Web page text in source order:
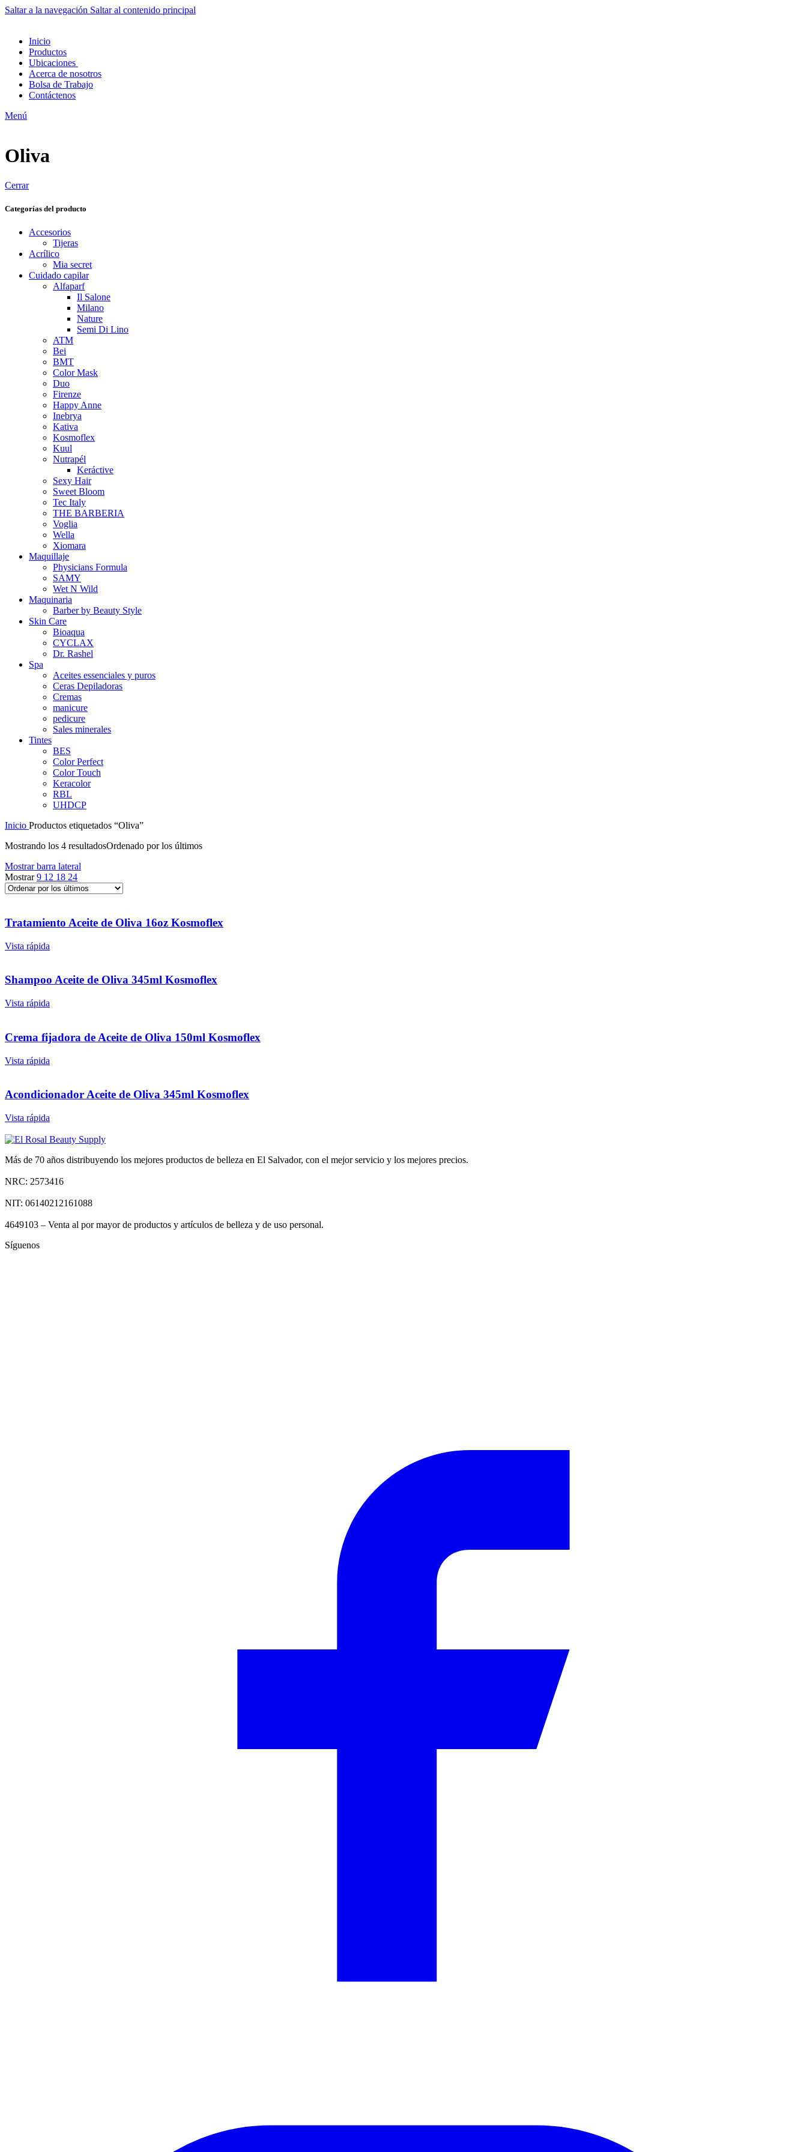
Saltar a la navegación Saltar al contenido principal
Inicio
Productos
Ubicaciones
Acerca de nosotros
Bolsa de Trabajo
Contáctenos
Menú
Oliva
Cerrar
Categorías del producto
Accesorios
Tijeras
Acrílico
Mia secret
Cuidado capilar
Alfaparf
Il Salone
Milano
Nature
Semi Di Lino
ATM
Bei
BMT
Color Mask
Duo
Firenze
Happy Anne
Inebrya
Kativa
Kosmoflex
Kuul
Nutrapél
Keráctive
Sexy Hair
Sweet Bloom
Tec Italy
THE BARBERIA
Voglia
Wella
Xiomara
Maquillaje
Physicians Formula
SAMY
Wet N Wild
Maquinaria
Barber by Beauty Style
Skin Care
Bioaqua
CYCLAX
Dr. Rashel
Spa
Aceites essenciales y puros
Ceras Depiladoras
Cremas
manicure
pedicure
Sales minerales
Tintes
BES
Color Perfect
Color Touch
Keracolor
RBL
UHDCP
Inicio Productos etiquetados “Oliva”
Mostrando los 4 resultadosOrdenado por los últimos
Mostrar barra lateral
Mostrar9 12 18 24
Tratamiento Aceite de Oliva 16oz Kosmoflex
Vista rápida
Shampoo Aceite de Oliva 345ml Kosmoflex
Vista rápida
Crema fijadora de Aceite de Oliva 150ml Kosmoflex
Vista rápida
Acondicionador Aceite de Oliva 345ml Kosmoflex
Vista rápida
Más de 70 años distribuyendo los mejores productos de belleza en El Salvador, con el mejor servicio y los mejores precios.
NRC: 2573416
NIT: 06140212161088
4649103 – Venta al por mayor de productos y artículos de belleza y de uso personal.
Síguenos